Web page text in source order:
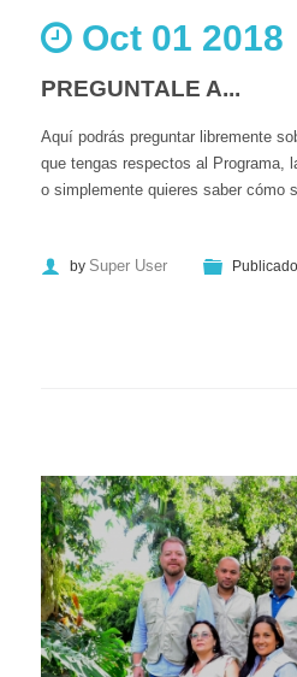
Oct 01 2018
PREGUNTALE A...
Aquí podrás preguntar libremente
que tengas respectos al Programa,
o simplemente quieres saber cómo
by Super User